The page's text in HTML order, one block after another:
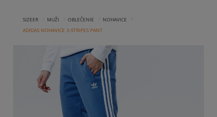
SIZEER MUŽI OBLEČENIE NOHAVICE
ADIDAS NOHAVICE 3-STRIPES PANT